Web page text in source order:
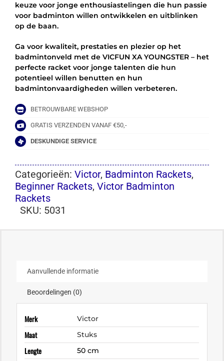
keuze voor jonge enthousiastelingen die hun passie
voor badminton willen ontwikkelen en uitblinken
op de baan.
Ga voor kwaliteit, prestaties en plezier op het
badmintonveld met de VICFUN XA YOUNGSTER – het
perfecte racket voor jonge talenten die hun
potentieel willen benutten en hun
badmintonvaardigheden willen verbeteren.
BETROUWBARE WEBSHOP
GRATIS VERZENDEN VANAF €50,-
DESKUNDIGE SERVICE
Categorieën: Victor, Badminton Rackets,
Beginner Rackets, Victor Badminton
Rackets
SKU: 5031
Aanvullende informatie
Beoordelingen (0)
Merk Victor
Maat Stuks
Lengte 50 cm